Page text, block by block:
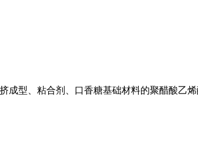
成型、粘合剂、口香糖基础材料的聚醋酸乙